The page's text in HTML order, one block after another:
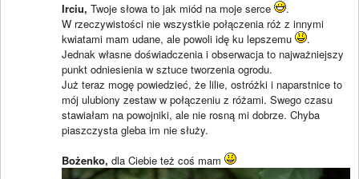
Irciu, Twoje słowa to jak miód na moje serce
.
W rzeczywistości nie wszystkie połączenia róż z innymi
kwiatami mam udane, ale powoli idę ku lepszemu
.
Jednak własne doświadczenia i obserwacja to najważniejszy
punkt odniesienia w sztuce tworzenia ogrodu.
Już teraz mogę powiedzieć, że lilie, ostróżki i naparstnice to
mój ulubiony zestaw w połączeniu z różami. Swego czasu
stawiałam na powojniki, ale nie rosną mi dobrze. Chyba
piaszczysta gleba im nie służy.
Bożenko, dla Ciebie też coś mam